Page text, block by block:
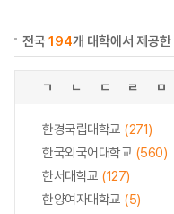
전국194개 대학에서 제공한
ㄱ ㄴ ㄷ ㄹ ㅁ
한경국립대학교 (271)
한국외국어대학교 (560)
한서대학교 (127)
한양여자대학교 (5)